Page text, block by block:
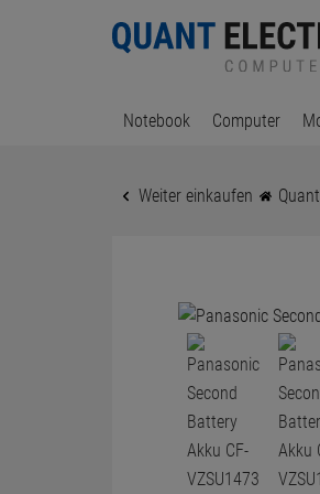
Notebook Computer
Weiter einkaufen